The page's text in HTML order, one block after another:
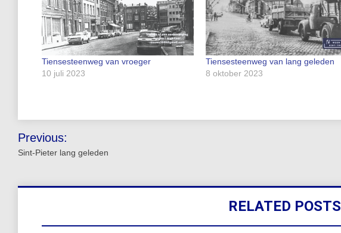
Tiensesteenweg van vroeger
10 juli 2023
Tiensesteenweg van lang geleden
8 oktober 2023
Bericht
navigatie
Previous:
Sint-Pieter lang geleden
RELATED POSTS